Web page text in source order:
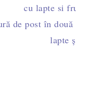
de post simplă
de post în două
lapte și